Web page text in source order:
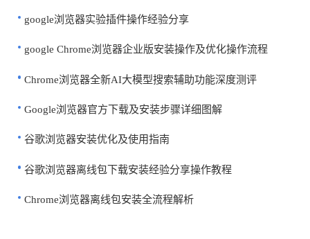
google浏览器实验插件操作经验分享
google Chrome浏览器企业版安装操作及优化操作流程
Chrome浏览器全新AI大模型搜索辅助功能深度测评
Google浏览器官方下载及安装步骤详细图解
谷歌浏览器安装优化及使用指南
谷歌浏览器离线包下载安装经验分享操作教程
Chrome浏览器离线包安装全流程解析